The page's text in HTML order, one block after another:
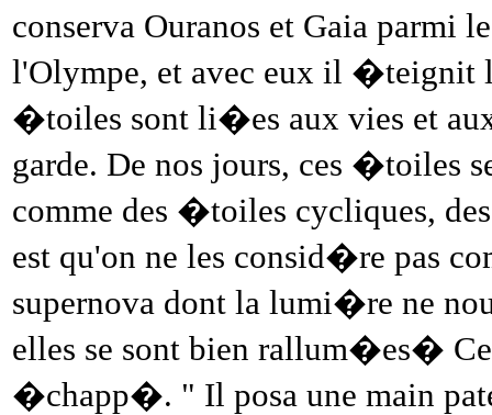
conserva Ouranos et Gaia parmi
l'Olympe, et avec eux il �teignit
�toiles sont li�es aux vies et
garde. De nos jours, ces �toiles
comme des �toiles cycliques,
est qu'on ne les consid�re pas
supernova dont la lumi�re ne
elles se sont bien rallum�es�
�chapp�. " Il posa une main